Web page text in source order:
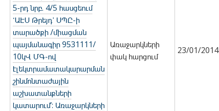
5-րդ նրբ. 4/5 հասցեում
ՙԱԷՍ Թրեյդ՚ ՍՊԸ-ի
տարածքի /միացման
պայմանագիր 9531111/
10կՎ ՄԳ-ով
էլեկտրամատակարարման
շինմոնտաժային
աշխատանքների
կատարում’: Առաջարկների
Առաջարկների
փակ հարցում
23/01/2014